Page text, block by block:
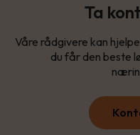
Ta
Våre rådgivere kan
du får den beste